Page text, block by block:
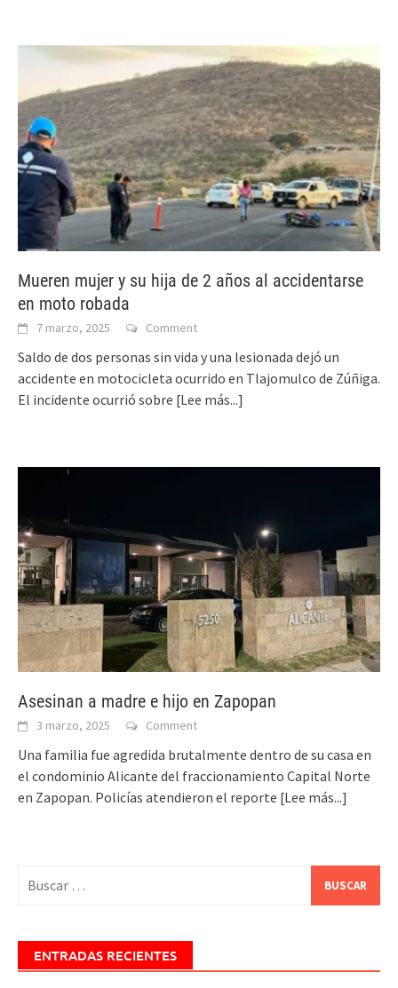
Mueren mujer y su hija de 2 años al accidentarse
en moto robada
7 marzo, 2025 Comment
Saldo de dos personas sin vida y una lesionada dejó un
accidente en motocicleta ocurrido en Tlajomulco de Zúñiga.
El incidente ocurrió sobre [Lee más...]
Asesinan a madre e hijo en Zapopan
3 marzo, 2025 Comment
Una familia fue agredida brutalmente dentro de su casa en
el condominio Alicante del fraccionamiento Capital Norte
en Zapopan. Policías atendieron el reporte [Lee más...]
ENTRADAS RECIENTES